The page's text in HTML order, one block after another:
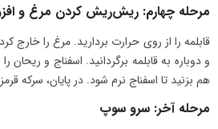
مرحله چهارم: ریش‌ریش کردن مرغ و
قابلمه را از روی حرارت بردارید. مرغ را خارج
و دوباره به قابلمه برگردانید. اسفناج و
هم بزنید تا اسفناج نرم شود. در پایان، سرکه
مرحله آخر: سرو سوپ